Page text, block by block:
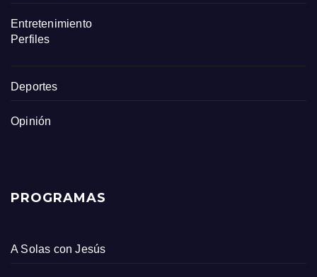
Entretenimiento
Perfiles
Deportes
Opinión
PROGRAMAS
A Solas con Jesús